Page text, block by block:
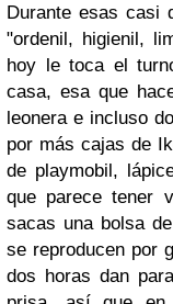
Durante esas casi
"ordenil, higienil,
hoy le toca el
casa, esa que
leonera e incluso
por más cajas de
de playmobil,
que parece tener
sacas una bolsa
se reproducen por
dos horas dan